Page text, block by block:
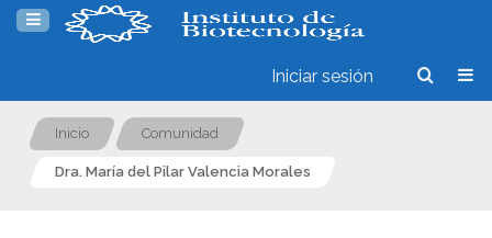
Iniciar sesión
Inicio Comunidad
Dra. María del Pilar Valencia Morales